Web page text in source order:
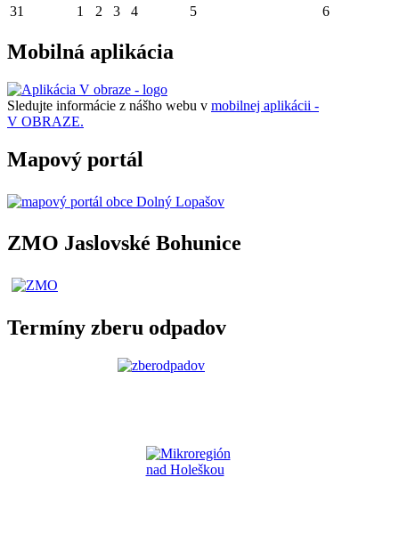
31
1 2 3 4 5 6
Mobilná aplikácia
Sledujte informácie z nášho webu v mobilnej aplikácii -
V OBRAZE.
Mapový portál
ZMO Jaslovské Bohunice
Termíny zberu odpadov